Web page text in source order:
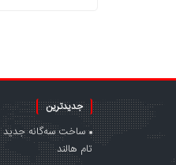
جدیدترین
ساخت سه‌گانه جدید
تام هالند